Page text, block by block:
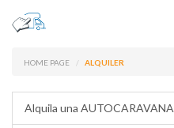
HOME PAGE ALQUILER
Alquila una AUTOCARAVANA